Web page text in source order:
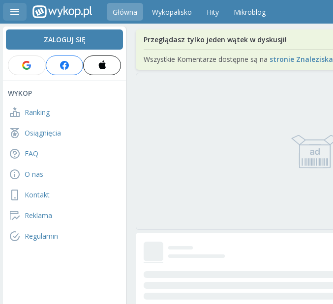
Główna Wykopalisko Hity Mikroblog
ZALOGUJ SIĘ
WYKOP
Ranking
Osiągnięcia
FAQ
O nas
Kontakt
Reklama
Regulamin
Przeglądasz tylko jeden wątek w dyskusji!
Wszystkie Komentarze dostępne są na stronie Znaleziska